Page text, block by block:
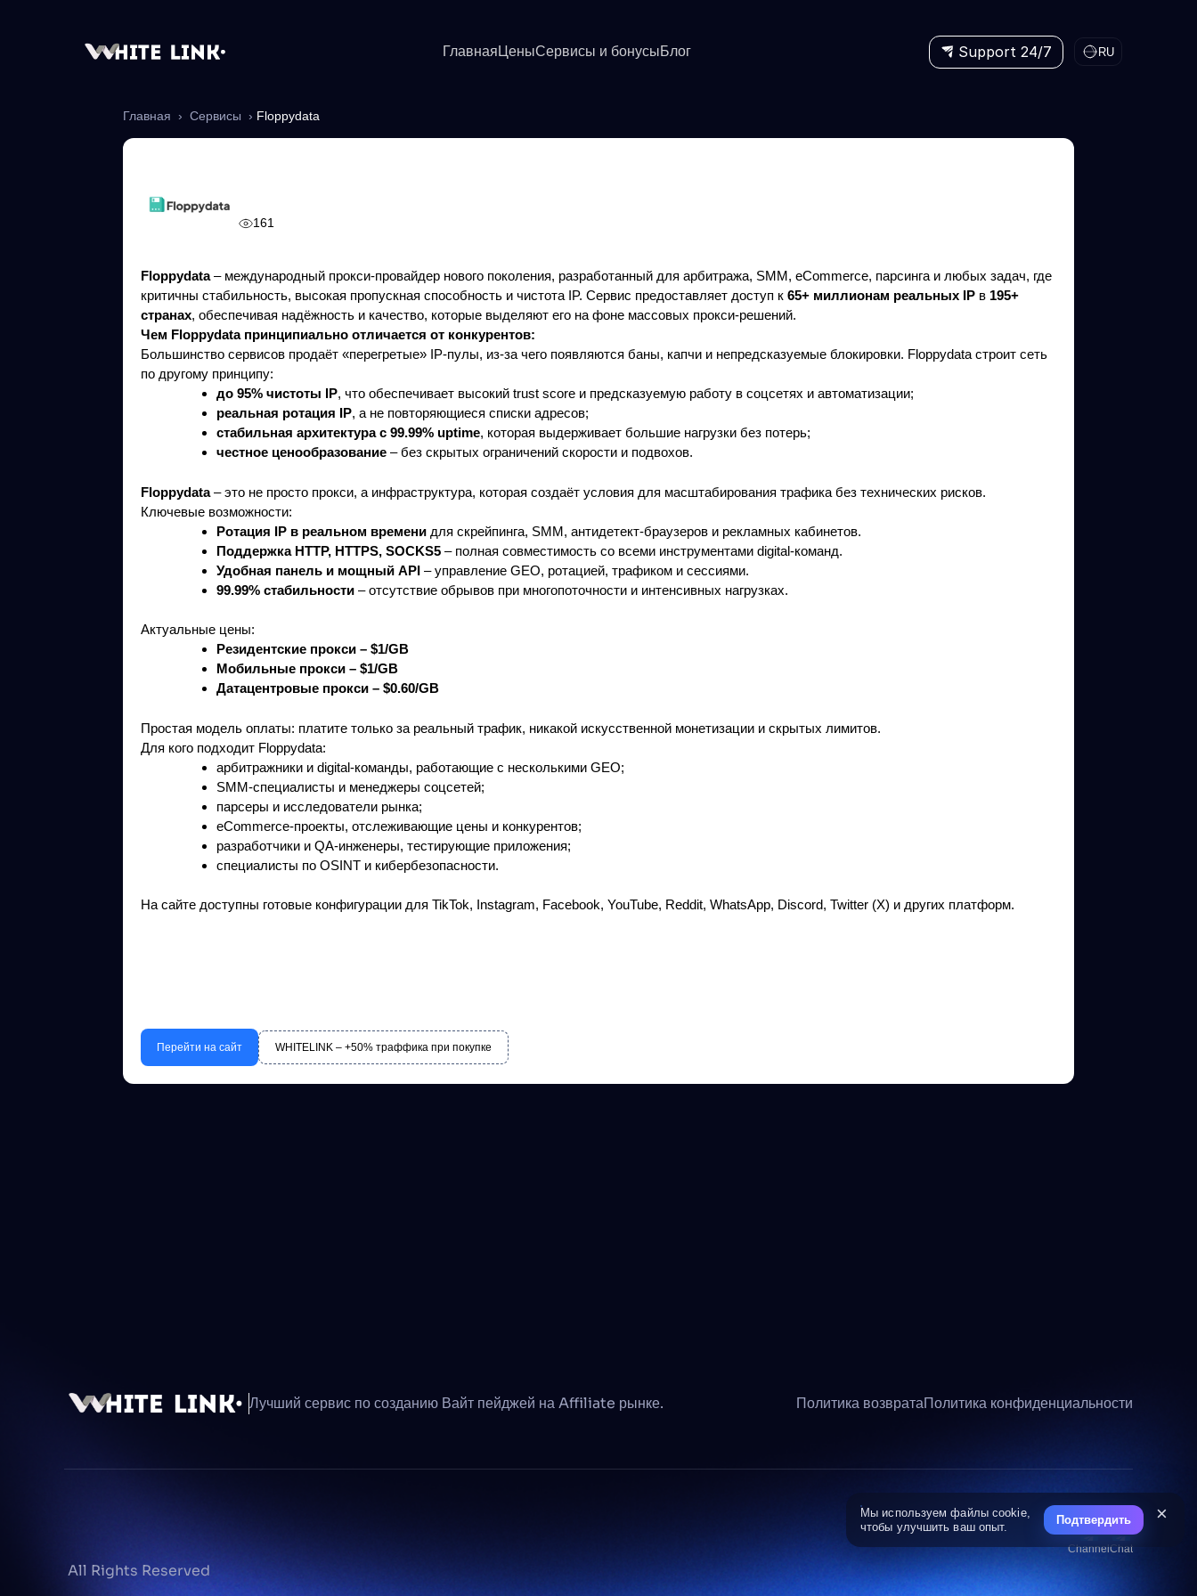
×
Мы используем файлы cookie,
чтобы улучшить ваш опыт.
Подтвердить
Главная ЦеныСервисы и бонусыБлог Support 24/7 RU
Главная › Сервисы › Floppydata
161
Floppydata– международный прокси-провайдер нового поколения, разработанный для арбитража, SMM, eCommerce, парсинга и любых задач, где
критичны стабильность, высокая пропускная способность и чистота IP. Сервис предоставляет доступ к 65+ миллионам реальных IP в 195+
странах, обеспечивая надёжность и качество, которые выделяют его на фоне массовых прокси-решений.
Чем Floppydata принципиально отличается от конкурентов:
Большинство сервисов продаёт «перегретые» IP-пулы, из-за чего появляются баны, капчи и непредсказуемые блокировки. Floppydata строит сеть
по другому принципу:
до 95% чистоты IP, что обеспечивает высокий trust score и предсказуемую работу в соцсетях и автоматизации;
реальная ротация IP, а не повторяющиеся списки адресов;
стабильная архитектура с 99.99% uptime, которая выдерживает большие нагрузки без потерь;
честное ценообразование – без скрытых ограничений скорости и подвохов.
Floppydata– это не просто прокси, а инфраструктура, которая создаёт условия для масштабирования трафика без технических рисков.
Ключевые возможности:
Ротация IP в реальном времени для скрейпинга, SMM, антидетект-браузеров и рекламных кабинетов.
Поддержка HTTP, HTTPS, SOCKS5 – полная совместимость со всеми инструментами digital-команд.
Удобная панель и мощный API – управление GEO, ротацией, трафиком и сессиями.
99.99% стабильности – отсутствие обрывов при многопоточности и интенсивных нагрузках.
Актуальные цены:
Резидентские прокси – $1/GB
Мобильные прокси – $1/GB
Датацентровые прокси – $0.60/GB
Простая модель оплаты: платите только за реальный трафик, никакой искусственной монетизации и скрытых лимитов.
Для кого подходит Floppydata:
арбитражники и digital-команды, работающие с несколькими GEO;
SMM-специалисты и менеджеры соцсетей;
парсеры и исследователи рынка;
eCommerce-проекты, отслеживающие цены и конкурентов;
разработчики и QA-инженеры, тестирующие приложения;
специалисты по OSINT и кибербезопасности.
На сайте доступны готовые конфигурации для TikTok, Instagram, Facebook, YouTube, Reddit, WhatsApp, Discord, Twitter (X) и других платформ.
Перейти на сайт WHITELINK – +50% траффика при покупке
Лучший сервис по созданию Вайт пейджей на Affiliate рынке. Политика возвратаПолитика конфиденциальности
All Rights Reserved
ChannelChat